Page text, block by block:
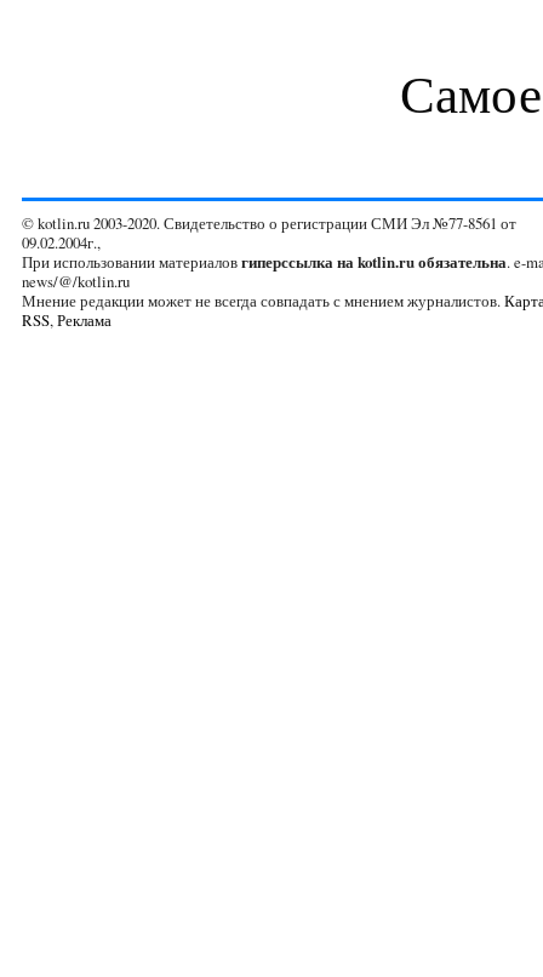
© kotlin.ru 2003-2020. Свидетельство о регистрации СМИ Эл №77-8561 от
09.02.2004г.,
При использовании материаловгиперссылка на kotlin.ru обязательна. e-
news/@/kotlin.ru
Мнение редакции может не всегда совпадать с мнением журналистов.
RSS,Реклама